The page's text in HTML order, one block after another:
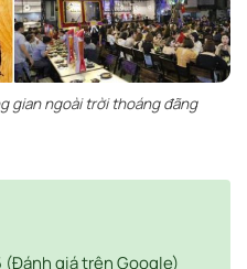
gian ngoài trời thoáng đãng
(Đánh giá trên Google)